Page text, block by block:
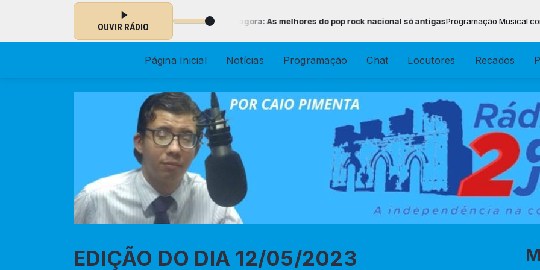
OUVIR RÁDIO
com Locutor Padrão das 00:00 às 23:59 -Tocando agora: As melhores do pop rock nacional só antigasProgramação Musical com
Página Inicial Notícias Programação Chat Locutores Recados
EDIÇÃO DO DIA 12/05/2023